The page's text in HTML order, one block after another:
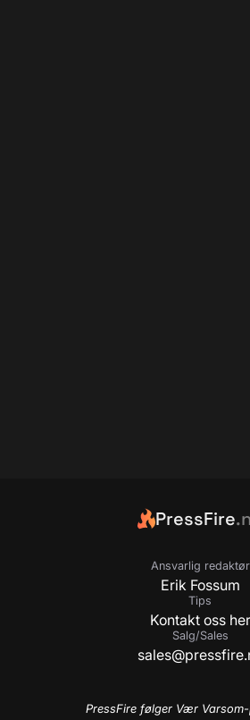
PressFire
Ansvarlig redaktør
Erik Fossum
Tips
Kontakt oss her
Salg/Sales
PressFire følger Vær